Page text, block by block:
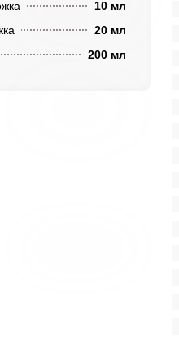
10 мл
20 мл
200 мл